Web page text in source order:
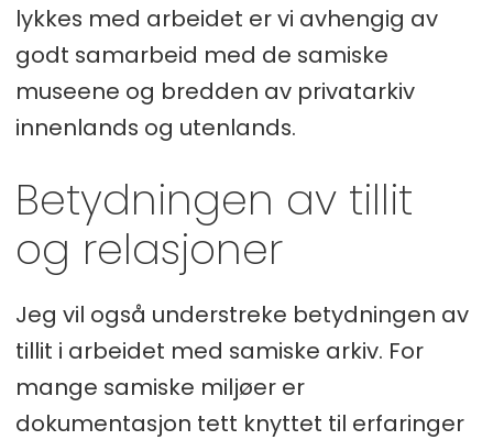
lykkes med arbeidet er vi avhengig av
godt samarbeid med de samiske
museene og bredden av privatarkiv
innenlands og utenlands.
Betydningen av tillit
og relasjoner
Jeg vil også understreke betydningen av
tillit i arbeidet med samiske arkiv. For
mange samiske miljøer er
dokumentasjon tett knyttet til erfaringer